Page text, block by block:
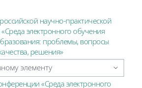
научно-практической
электронного обучения
проблемы, вопросы
решения»
элементу
«Среда электронного